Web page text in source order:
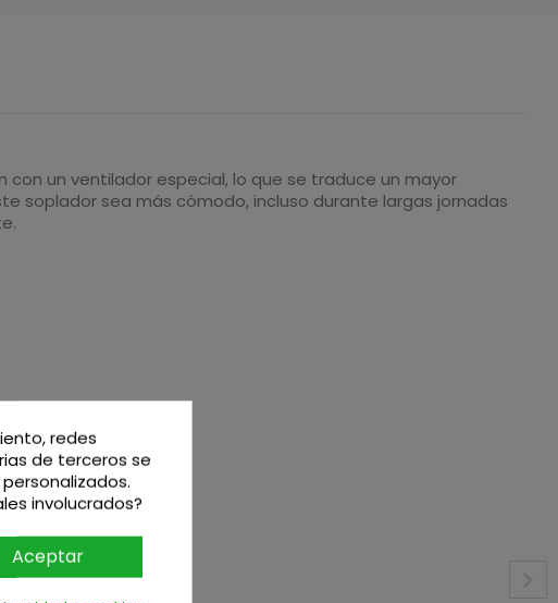
un ventilador especial, lo que se traduce un mayor
soplador sea más cómodo, incluso durante largas jornadas
redes
de terceros se
involucrados?
Aceptar